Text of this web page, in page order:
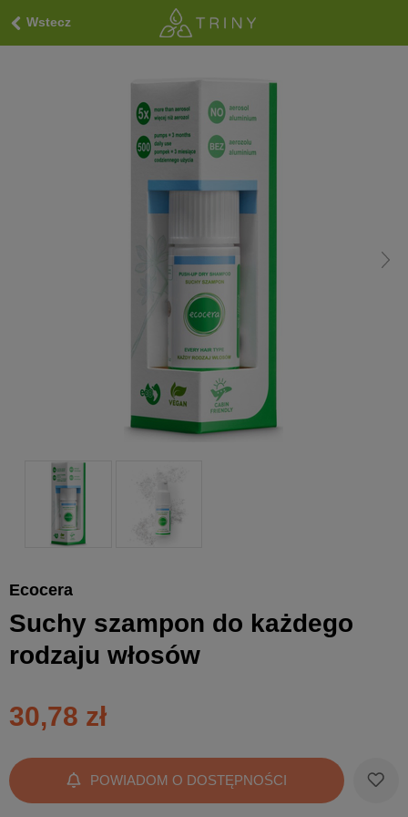
Wstecz
Ecocera
Suchy szampon do każdego
rodzaju włosów
30,78 zł
POWIADOM O DOSTĘPNOŚCI